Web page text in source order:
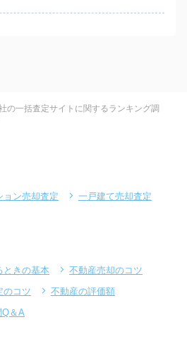
の一括査定サイトに関するランキング調
ョン売却査定
一戸建て売却査定
ときの基本
不動産売却のコツ
のコツ
不動産の評価額
Q＆A